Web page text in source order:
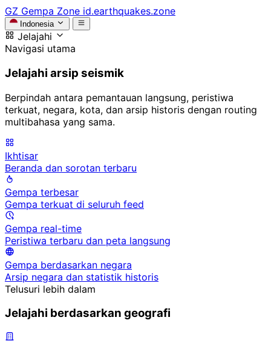
GZ Gempa Zone id.earthquakes.zone
Indonesia
Jelajahi
Navigasi utama
Jelajahi arsip seismik
Berpindah antara pemantauan langsung, peristiwa
terkuat, negara, kota, dan arsip historis dengan routing
multibahasa yang sama.
Ikhtisar
Beranda dan sorotan terbaru
Gempa terbesar
Gempa terkuat di seluruh feed
Gempa real-time
Peristiwa terbaru dan peta langsung
Gempa berdasarkan negara
Arsip negara dan statistik historis
Telusuri lebih dalam
Jelajahi berdasarkan geografi